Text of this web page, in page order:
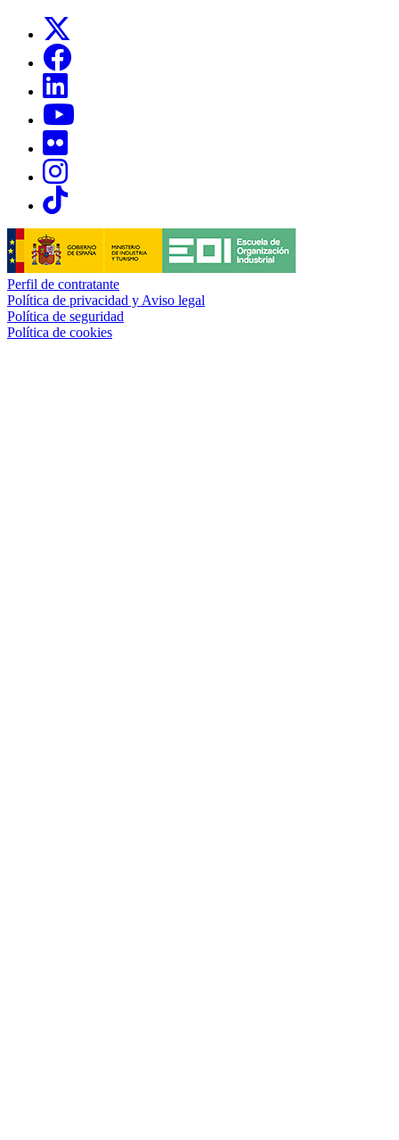
Links, Opens in this window
Links, Opens in this window
Links, Opens in this window
Links, Opens in this window
Links, Opens in this window
Perfil de contratante
Política de privacidad y Aviso legal
Política de seguridad
Política de cookies